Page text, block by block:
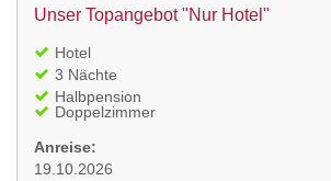
Unser Topangebot "Nur Hotel"
Hotel
3 Nächte
Halbpension
Doppelzimmer
Anreise:
19.10.2026